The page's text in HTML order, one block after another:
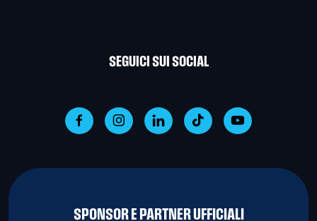
SEGUICI SUI SOCIAL
SPONSOR E PARTNER UFFICIALI